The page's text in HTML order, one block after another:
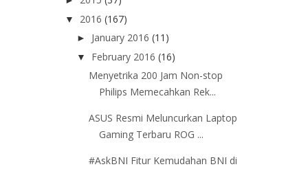
▼ 2016 (167)
► January 2016 (11)
▼ February 2016 (16)
Menyetrika 200 Jam Non-stop
Philips Memecahkan Rek...
ASUS Resmi Meluncurkan Laptop
Gaming Terbaru ROG ...
#AskBNI Fitur Kemudahan BNI di